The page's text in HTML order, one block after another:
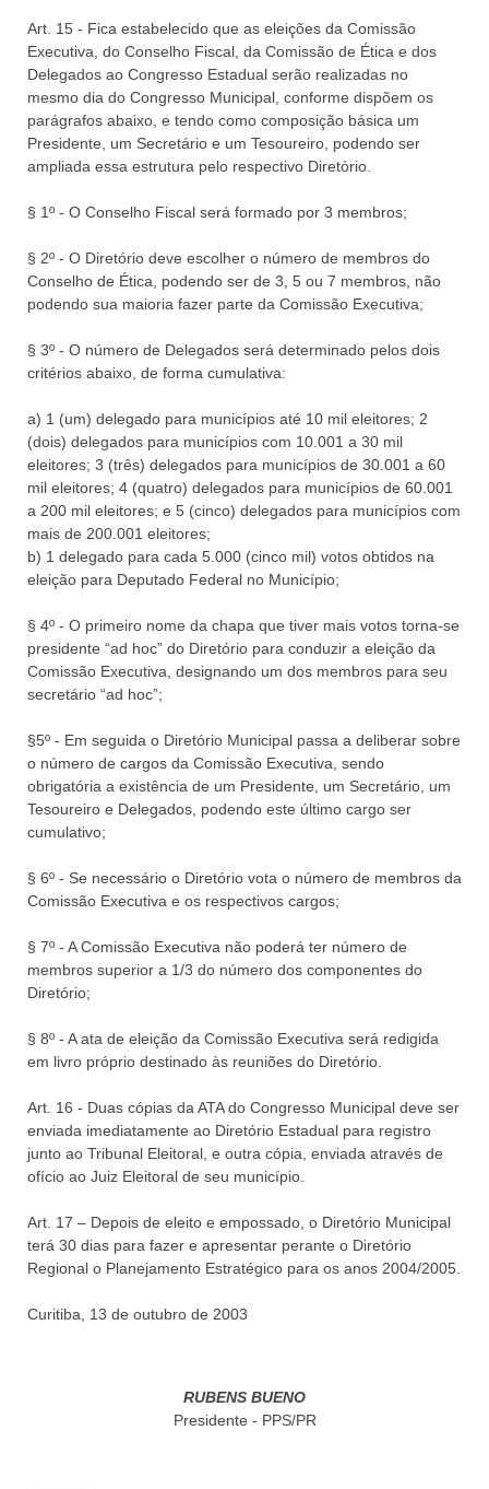
Art. 15 - Fica estabelecido que as eleições da Comissão
Executiva, do Conselho Fiscal, da Comissão de Ética e dos
Delegados ao Congresso Estadual serão realizadas no
mesmo dia do Congresso Municipal, conforme dispõem os
parágrafos abaixo, e tendo como composição básica um
Presidente, um Secretário e um Tesoureiro, podendo ser
ampliada essa estrutura pelo respectivo Diretório.
§ 1º - O Conselho Fiscal será formado por 3 membros;
§ 2º - O Diretório deve escolher o número de membros do
Conselho de Ética, podendo ser de 3, 5 ou 7 membros, não
podendo sua maioria fazer parte da Comissão Executiva;
§ 3º - O número de Delegados será determinado pelos dois
critérios abaixo, de forma cumulativa:
a) 1 (um) delegado para municípios até 10 mil eleitores; 2
(dois) delegados para municípios com 10.001 a 30 mil
eleitores; 3 (três) delegados para municípios de 30.001 a 60
mil eleitores; 4 (quatro) delegados para municípios de 60.001
a 200 mil eleitores; e 5 (cinco) delegados para municípios com
mais de 200.001 eleitores;
b) 1 delegado para cada 5.000 (cinco mil) votos obtidos na
eleição para Deputado Federal no Município;
§ 4º - O primeiro nome da chapa que tiver mais votos torna-se
presidente “ad hoc” do Diretório para conduzir a eleição da
Comissão Executiva, designando um dos membros para seu
secretário “ad hoc”;
§5º - Em seguida o Diretório Municipal passa a deliberar sobre
o número de cargos da Comissão Executiva, sendo
obrigatória a existência de um Presidente, um Secretário, um
Tesoureiro e Delegados, podendo este último cargo ser
cumulativo;
§ 6º - Se necessário o Diretório vota o número de membros da
Comissão Executiva e os respectivos cargos;
§ 7º - A Comissão Executiva não poderá ter número de
membros superior a 1/3 do número dos componentes do
Diretório;
§ 8º - A ata de eleição da Comissão Executiva será redigida
em livro próprio destinado às reuniões do Diretório.
Art. 16 - Duas cópias da ATA do Congresso Municipal deve ser
enviada imediatamente ao Diretório Estadual para registro
junto ao Tribunal Eleitoral, e outra cópia, enviada através de
ofício ao Juiz Eleitoral de seu município.
Art. 17 – Depois de eleito e empossado, o Diretório Municipal
terá 30 dias para fazer e apresentar perante o Diretório
Regional o Planejamento Estratégico para os anos 2004/2005.
Curitiba, 13 de outubro de 2003
RUBENS BUENO
Presidente - PPS/PR